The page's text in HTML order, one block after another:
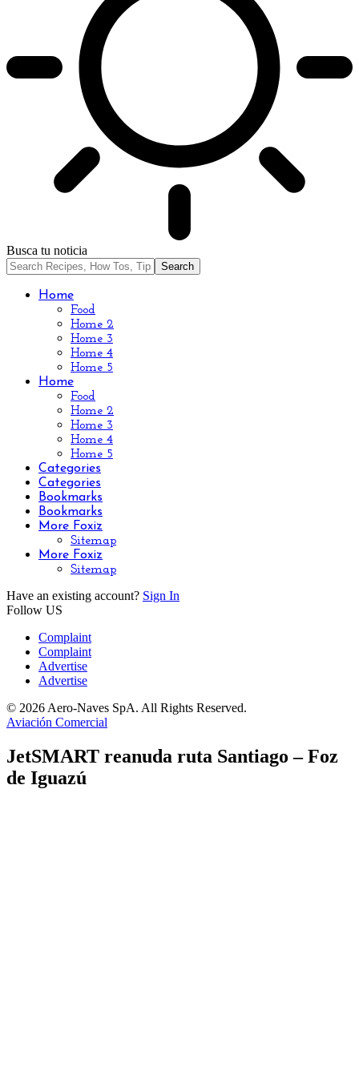
Busca tu noticia
Home
Food
Home 2
Home 3
Home 4
Home 5
Home
Food
Home 2
Home 3
Home 4
Home 5
Categories
Categories
Bookmarks
Bookmarks
More Foxiz
Sitemap
More Foxiz
Sitemap
Have an existing account? Sign In
Follow US
Complaint
Complaint
Advertise
Advertise
© 2026 Aero-Naves SpA. All Rights Reserved.
Aviación Comercial
JetSMART reanuda ruta Santiago – Foz
de Iguazú